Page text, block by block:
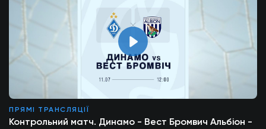
ПРЯМІ ТРАНСЛЯЦІЇ
Контрольний матч. Динамо - Вест Бромвич Альбіон -